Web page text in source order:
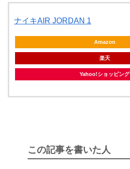
ナイキAIR JORDAN 1
Amazon
楽天
Yahoo!ショッピング
この記事を書いた人